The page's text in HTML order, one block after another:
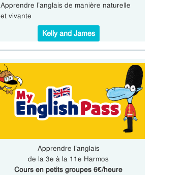
Apprendre l’anglais de manière naturelle
et vivante
Kelly and James
Apprendre l’anglais
de la 3e à la 11e Harmos
Cours en petits groupes 6€/heure